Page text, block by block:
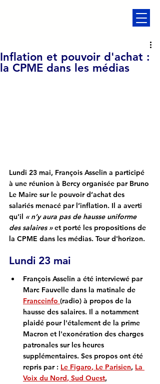
Inflation et pouvoir d'achat :
la CPME dans les médias
Lundi 23 mai, François Asselin a participé
à une réunion à Bercy organisée par Bruno
Le Maire sur le pouvoir d’achat des
salariés menacé par l’inflation. Il a averti
qu'il « n’y aura pas de hausse uniforme
des salaires » et porté les propositions de
la CPME dans les médias. Tour d'horizon.
Lundi 23 mai
François Asselin a été interviewé par
Marc Fauvelle dans la matinale de
Franceinfo (radio) à propos de la
hausse des salaires. Il a notamment
plaidé pour l'étalement de la prime
Macron et l'exonération des charges
patronales sur les heures
supplémentaires. Ses propos ont été
repris par : Le Figaro, Le Parisien, La
Voix du Nord, Sud Ouest,